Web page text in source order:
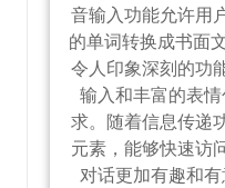
音输入功能允许用
的单词转换成书面
令人印象深刻的功
输入和丰富的表
求。随着信息传递
元素，能够快速访
对话更加有趣和